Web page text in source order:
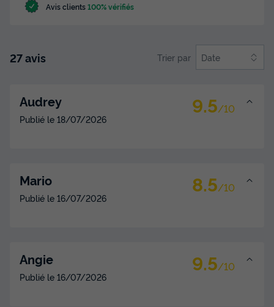
Climatisation
du 10/11/2026
Avis clients100% vérifiés
27 avis Trier par Date
Audrey 9.5/10
Publié le 18/07/2026
Mario 8.5/10
Publié le 16/07/2026
Angie 9.5/10
Publié le 16/07/2026